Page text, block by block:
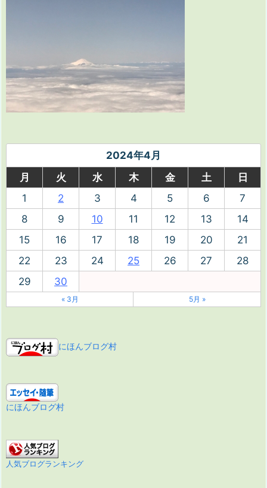
2024年4月
月
火 水 木 金 土
日
1
2 3 4 5 6
7
8
9 10 11 12 13
14
15
16 17 18 19 20
21
22
23 24 25 26 27
28
29
30
« 3月 5月 »
にほんブログ村
にほんブログ村
人気ブログランキング